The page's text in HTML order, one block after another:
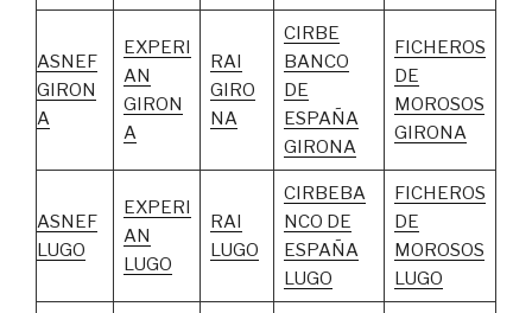
ASNEF
GIRON
A
EXPERI
AN
GIRON
A
RAI
GIRO
NA
CIRBE
BANCO
DE
ESPAÑA
GIRONA
FICHEROS
DE
MOROSOS
GIRONA
ASNEF
LUGO
EXPERI
AN
LUGO
RAI
LUGO
CIRBEBA
NCO DE
ESPAÑA
LUGO
FICHEROS
DE
MOROSOS
LUGO